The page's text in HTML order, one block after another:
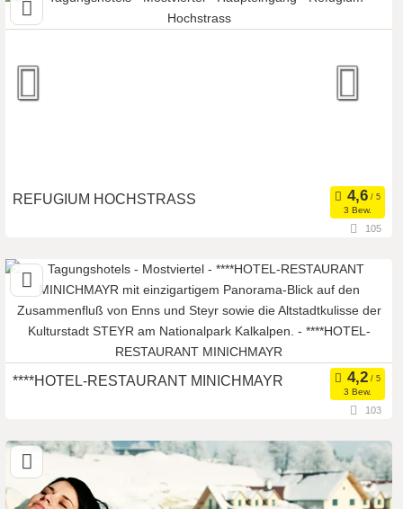
Seminarhotel
REFUGIUM HOCHSTRASS
3 Bew.
Art der Location: Seminarhotel
Meetingroom
Tagungsstätte
105
****HOTEL-RESTAURANT MINICHMAYR
3 Bew.
Art der Location: Meetingroom
Tagungsstätte
Eventlocation
103